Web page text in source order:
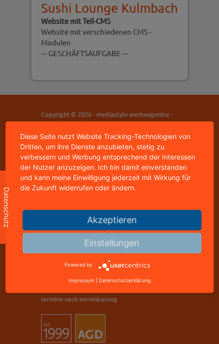
Sushi Lounge Kulmbach
Website mit Teil-CMS
Website mit verschiedenen CMS -
Modulen
--- GESCHÄFTSAUFGABE ---
Copyright © 2026 - mediastyle werbeagentur -
95326 kulmbach
home |impressum datenschutz kontakt
mediastyle werbeagentur
inhaber: jürgen stündl
buchbindergasse 4
95326 kulmbach
telefon: +49 9221 823502
freecall: 0800 8288800
telefax: +49 9221 823502
info@mediastyle.de
www.@mediastyle.de
termine nach vereinbarung
Datenschutz
Diese Seite nutzt Website Tracking-Technologien von
Dritten, um ihre Dienste anzubieten, stetig zu
verbessern und Werbung entsprechend der Interessen
der Nutzer anzuzeigen. Ich bin damit einverstanden
und kann meine Einwilligung jederzeit mit Wirkung für
die Zukunft widerrufen oder ändern.
Akzeptieren
Einstellungen
Powered by
Impressum Datenschutzerklärung